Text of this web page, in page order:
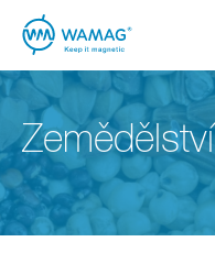
Zemědělství